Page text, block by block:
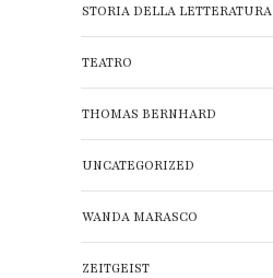
STORIA DELLA LETTERATURA
TEATRO
THOMAS BERNHARD
UNCATEGORIZED
WANDA MARASCO
ZEITGEIST